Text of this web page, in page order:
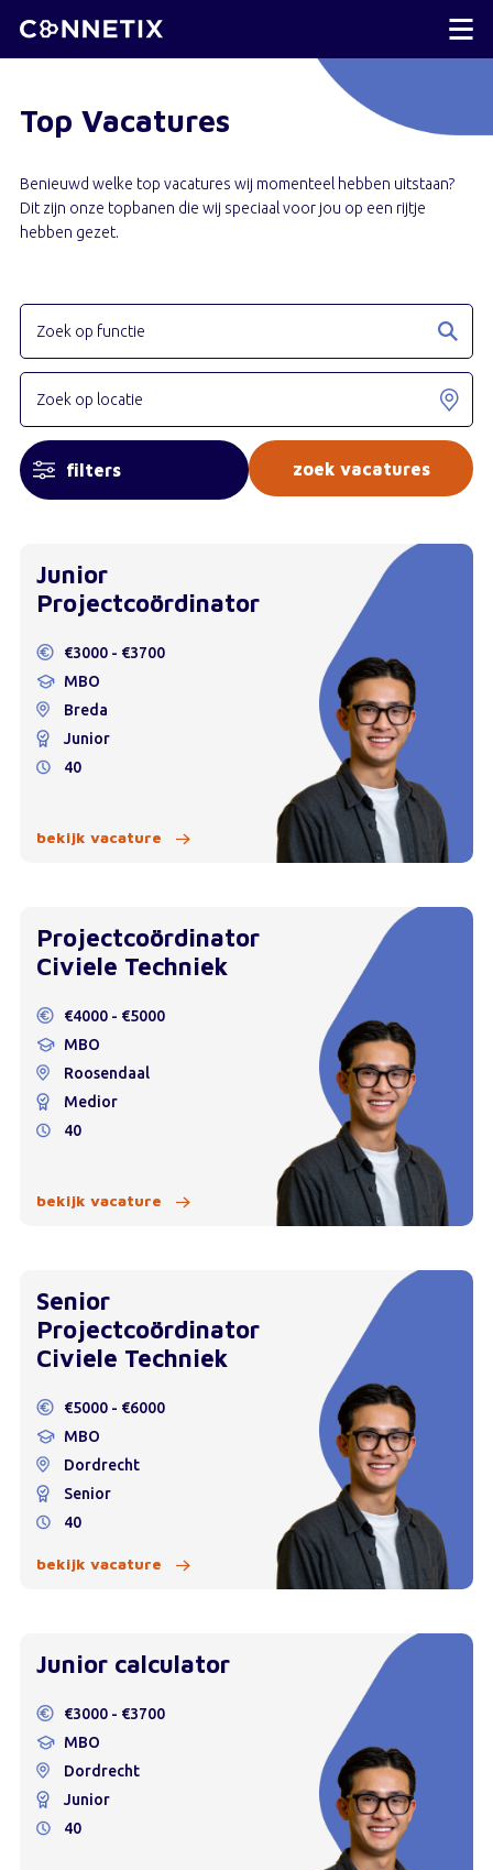
Top Vacatures
Benieuwd welke top vacatures wij momenteel hebben uitstaan?
Dit zijn onze topbanen die wij speciaal voor jou op een rijtje
hebben gezet.
filters
Junior
Projectcoördinator
€3000 - €3700
MBO
Breda
Junior
40
bekijk vacature
Projectcoördinator
Civiele Techniek
€4000 - €5000
MBO
Roosendaal
Medior
40
bekijk vacature
Senior
Projectcoördinator
Civiele Techniek
€5000 - €6000
MBO
Dordrecht
Senior
40
bekijk vacature
Junior calculator
€3000 - €3700
MBO
Dordrecht
Junior
40